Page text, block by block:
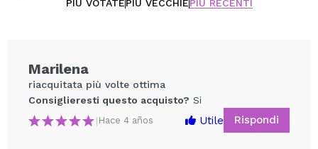
PIÙ VOTATEPIÙ VECCHIEPIÙ RECENTI
Marilena
riacquitata più volte ottima
Consiglieresti questo acquisto? Si
| Hace 4 años Utile Rispondi